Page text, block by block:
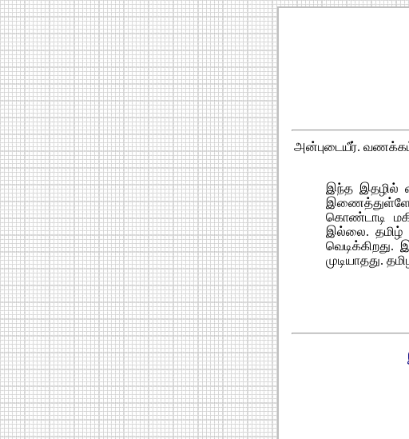
அன்புடையீர்.
இந்த இதழில்
கொண்டாடி
இல்லை. தமிழ்
முடியாதது.